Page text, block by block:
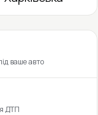
ваше авто
ДТП